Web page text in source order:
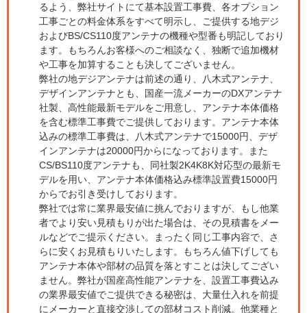
るよう、弊社サイトにて基本設置工事費、各オプション
工事ごとの料金体系をすべて明示し、ご提供する地デジ
およびBS/CS110度アンテナの機種や型番も明記しており
ます。もちろんお客様へのご相談なく、独断で追加機材
や工事を加算することも決してございません。
弊社の地デジアンテナは前述の通り、八木式アンテナ、
デザインアンテナとも、国産一流メーカーのDXアンテナ
社製、高性能最新モデルをご用意し、アンテナ本体価格
を含む標準工事費でご提供しております。アンテナ本体
込みの標準工事費は、八木式アンテナで15000円、デザ
インアンテナは20000円からになっております。また
CS/BS110度アンテナも、同社製2K4K8K対応型の最新モ
デルを用い、アンテナ本体価格込み標準設置費15000円
からでお引き受けしております。
弊社では常に業界最安値に挑んでおりますが、もし他業
者でより安い見積もりが出た場合は、その見積書をメー
ルなどでご提示ください。まったく同じ工事内容で、さ
らに安くお見積もりいたします。もちろん値下げしても
アンテナ本体や部材の品質を落とすことは決してござい
ません。弊社が国産高性能アンテナを、設置工事費込み
の業界最安値でご提供できる秘密は、大量仕入れを前提
にメーカーと直接交渉しての部材コスト削減。他業種と